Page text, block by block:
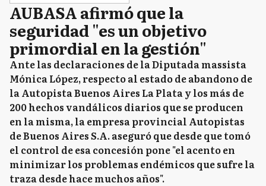
AUBASA afirmó que la
seguridad "es un objetivo
primordial en la gestión"
Ante las declaraciones de la Diputada massista
Mónica López, respecto al estado de abandono de
la Autopista Buenos Aires La Plata y los más de
200 hechos vandálicos diarios que se producen
en la misma, la empresa provincial Autopistas
de Buenos Aires S.A. aseguró que desde que tomó
el control de esa concesión pone "el acento en
minimizar los problemas endémicos que sufre la
traza desde hace muchos años".